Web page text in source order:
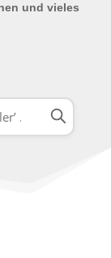
und vieles